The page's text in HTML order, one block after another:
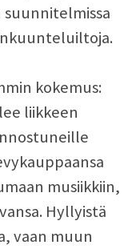
kokemus:
liikkeen
musiikkiin,
Hyllyistä
vaan muun